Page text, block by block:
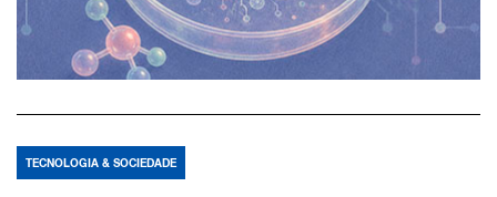
TECNOLOGIA & SOCIEDADE